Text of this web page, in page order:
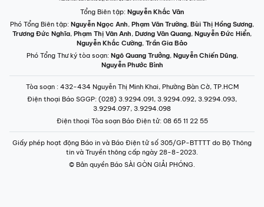
Tổng Biên tập: Nguyễn Khắc Văn
Phó Tổng Biên tập: Nguyễn Ngọc Anh, Phạm Văn Trường, Bùi Thị Hồng Sương,
Trương Đức Nghĩa, Phạm Thị Vân Anh, Dương Văn Quang, Nguyễn Đức Hiển,
Nguyễn Khắc Cường, Trần Gia Bảo
Phó Tổng Thư ký tòa soạn: Ngô Quang Trưởng, Nguyễn Chiến Dũng,
Nguyễn Phước Bình
Tòa soạn : 432-434 Nguyễn Thị Minh Khai, Phường Bàn Cờ, TP.HCM
Điện thoại Báo SGGP: (028) 3.9294.091, 3.9294.092, 3.9294.093,
3.9294.097, 3.9294.098
Điện thoại Tòa soạn Báo Điện tử: 08 65 11 22 55
Giấy phép hoạt động Báo in và Báo Điện tử số 305/GP-BTTTT do Bộ Thông
tin và Truyền thông cấp ngày 28-8-2023.
© Bản quyền Báo SÀI GÒN GIẢI PHÓNG.